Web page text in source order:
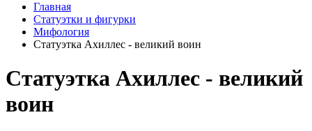
Главная
Статуэтки и фигурки
Мифология
Статуэтка Ахиллес - великий воин
Статуэтка Ахиллес - великий
воин